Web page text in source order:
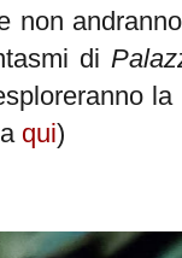
non
di
qui)